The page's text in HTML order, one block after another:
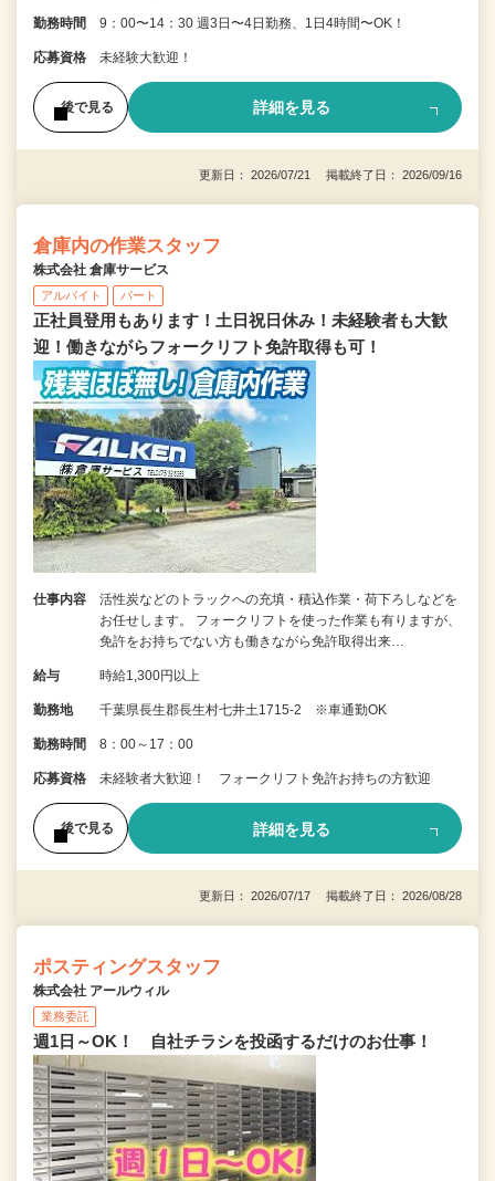
勤務時間 9：00〜14：30 週3日〜4日勤務、1日4時間〜OK！
応募資格 未経験大歓迎！
後で見る 詳細を見る
更新日： 2026/07/21 掲載終了日： 2026/09/16
倉庫内の作業スタッフ
株式会社 倉庫サービス
アルバイト パート
正社員登用もあります！土日祝日休み！未経験者も大歓
迎！働きながらフォークリフト免許取得も可！
仕事内容
活性炭などのトラックへの充填・積込作業・荷下ろしなどを
お任せします。 フォークリフトを使った作業も有りますが、
免許をお持ちでない方も働きながら免許取得出来…
給与 時給1,300円以上
勤務地 千葉県長生郡長生村七井土1715-2 ※車通勤OK
勤務時間 8：00～17：00
応募資格 未経験者大歓迎！ フォークリフト免許お持ちの方歓迎
後で見る 詳細を見る
更新日： 2026/07/17 掲載終了日： 2026/08/28
ポスティングスタッフ
株式会社 アールウィル
業務委託
週1日～OK！ 自社チラシを投函するだけのお仕事！